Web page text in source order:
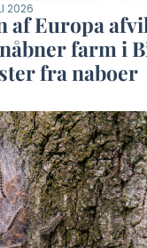
2026
af Europa
farm i
fra naboer